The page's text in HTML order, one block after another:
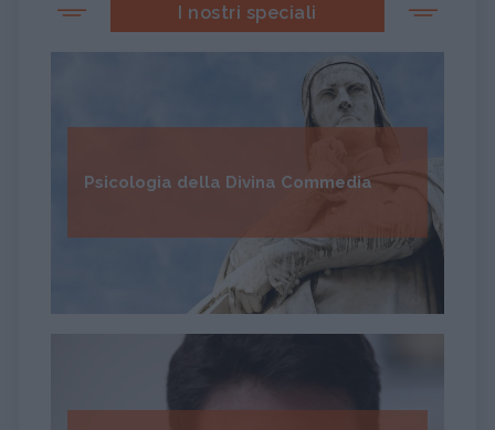
I nostri speciali
Psicologia della Divina Commedia